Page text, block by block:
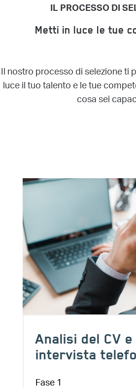
IL PROCESSO DI
Metti in luce le tue
Il nostro processo di selezione ti
luce il tuo talento e le tue
cosa sei
Image
Analisi del CV e
intervista
Fase 1